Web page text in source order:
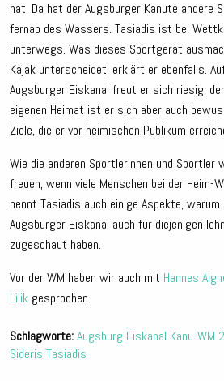
hat. Da hat der Augsburger Kanute andere
fernab des Wassers. Tasiadis ist bei
unterwegs. Was dieses Sportgerät
Kajak unterscheidet, erklärt er ebenfalls.
Augsburger Eiskanal freut er sich riesig,
eigenen Heimat ist er sich aber auch
Ziele, die er vor heimischen Publikum
Wie die anderen Sportlerinnen und Sportler
freuen, wenn viele Menschen bei der Heim-
nennt Tasiadis auch einige Aspekte,
Augsburger Eiskanal auch für diejenigen
zugeschaut haben.
Vor der WM haben wir auch mit Hannes
Lilik gesprochen.
Schlagworte:Augsburg Eiskanal Kanu-WM
Sideris Tasiadis